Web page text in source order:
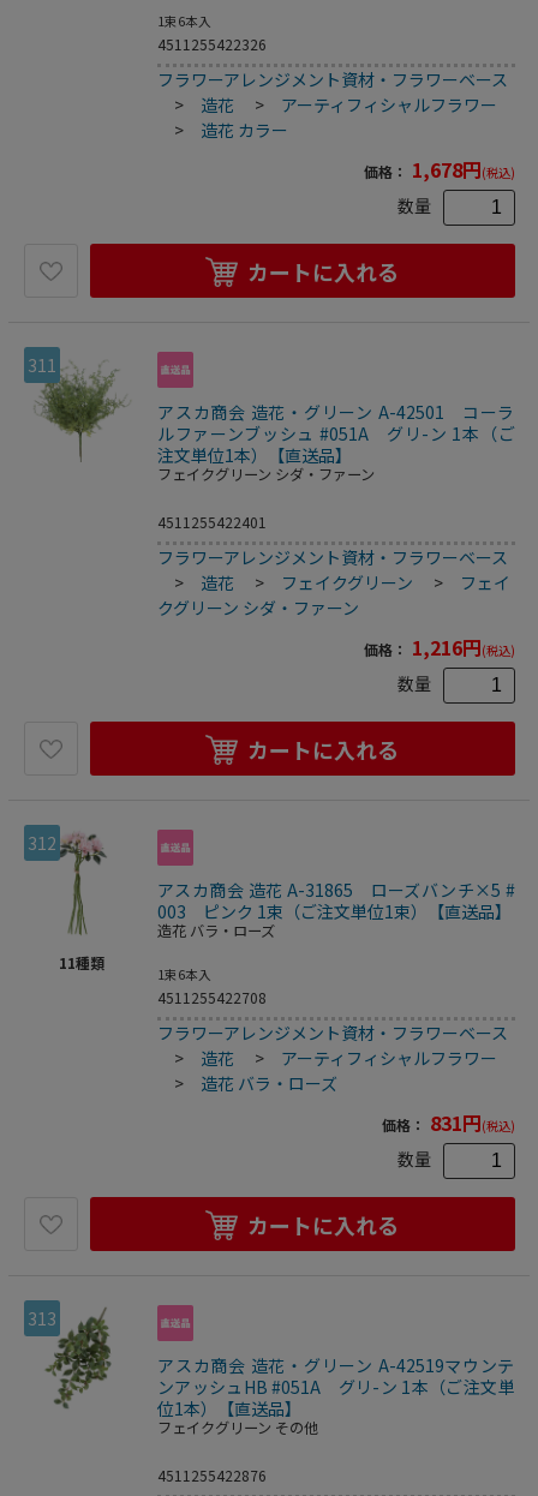
1束6本入
4511255422326
フラワーアレンジメント資材・フラワーベース
> 造花 > アーティフィシャルフラワー
> 造花 カラー
価格： 1,678円(税込)
数量
カートに入れる
311
アスカ商会 造花・グリーン A-42501 コーラ
ルファーンブッシュ #051A グリ-ン 1本（ご
注文単位1本）【直送品】
フェイクグリーン シダ・ファーン
4511255422401
フラワーアレンジメント資材・フラワーベース
> 造花 > フェイクグリーン > フェイ
クグリーン シダ・ファーン
価格： 1,216円(税込)
数量
カートに入れる
312
11種類
アスカ商会 造花 A-31865 ローズバンチ×5 #
003 ピンク 1束（ご注文単位1束）【直送品】
造花 バラ・ローズ
1束6本入
4511255422708
フラワーアレンジメント資材・フラワーベース
> 造花 > アーティフィシャルフラワー
> 造花 バラ・ローズ
価格： 831円(税込)
数量
カートに入れる
313
アスカ商会 造花・グリーン A-42519マウンテ
ンアッシュHB #051A グリ-ン 1本（ご注文単
位1本）【直送品】
フェイクグリーン その他
4511255422876